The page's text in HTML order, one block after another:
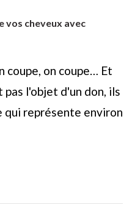
vos cheveux avec
coupe, on coupe… Et
l'objet d'un don, ils
représente environ